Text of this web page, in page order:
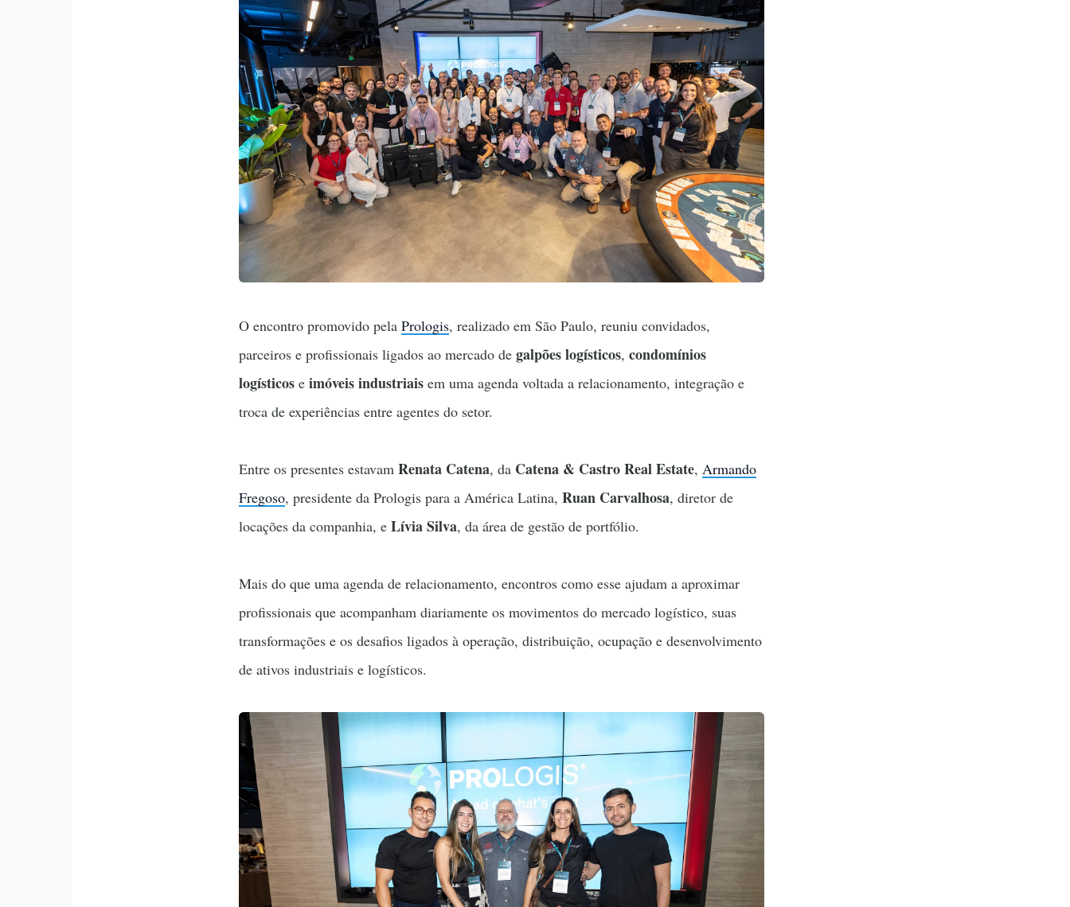
O encontro promovido pela Prologis, realizado em São Paulo, reuniu convidados,
parceiros e profissionais ligados ao mercado de galpões logísticos, condomínios
logísticos e imóveis industriais em uma agenda voltada a relacionamento, integração e
troca de experiências entre agentes do setor.
Entre os presentes estavam Renata Catena, da Catena & Castro Real Estate, Armando
Fregoso, presidente da Prologis para a América Latina, Ruan Carvalhosa, diretor de
locações da companhia, e Lívia Silva, da área de gestão de portfólio.
Mais do que uma agenda de relacionamento, encontros como esse ajudam a aproximar
profissionais que acompanham diariamente os movimentos do mercado logístico, suas
transformações e os desafios ligados à operação, distribuição, ocupação e desenvolvimento
de ativos industriais e logísticos.